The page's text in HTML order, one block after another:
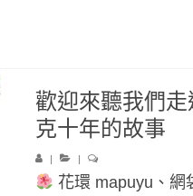
歡迎來聽我們走
克十年的故事
| |
花環 mapuyu、網